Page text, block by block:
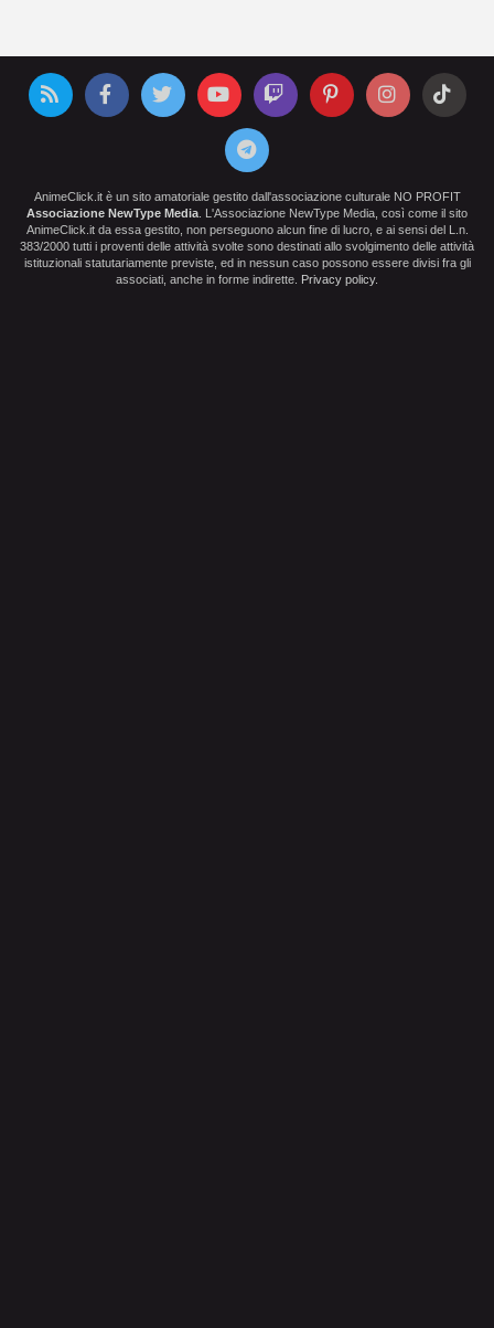
AnimeClick.it è un sito amatoriale gestito dall'associazione culturale NO PROFIT
Associazione NewType Media . L'Associazione NewType Media, così come il sito
AnimeClick.it da essa gestito, non perseguono alcun fine di lucro, e ai sensi del L.n.
383/2000 tutti i proventi delle attività svolte sono destinati allo svolgimento delle attività
istituzionali statutariamente previste, ed in nessun caso possono essere divisi fra gli
associati, anche in forme indirette.
Privacy policy.